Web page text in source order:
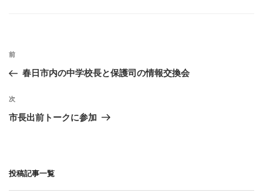
投
ナ
ビ
ゲ
ン
過
去
投
稿
前
春日市内の中学校長と保護司の情報交換会
次
の
次
市長出前トークに参加
投稿記事一覧